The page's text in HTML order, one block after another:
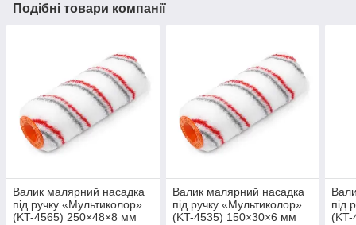
Подібні товари компанії
Валик малярний насадка
під ручку «Мультиколор»
(KT-4565) 250×48×8 мм
Валик малярний насадка
під ручку «Мультиколор»
(KT-4535) 150×30×6 мм
під